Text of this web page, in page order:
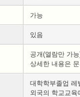
가능
있음
공개(열람만 가
상세한 내용은
대학학부졸업 레
외국의 학교교육